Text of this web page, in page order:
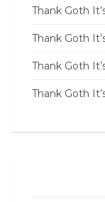
Thank Goth
Thank Goth
Thank Goth
Thank Goth